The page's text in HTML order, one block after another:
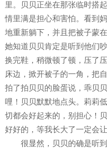
里。贝贝正坐在那张临时搭
情里满是担心和害怕。看到
地重新躺下，并且把被子蒙
她知道贝贝肯定是听到他们
换完鞋，稍微顿了顿，压了
床边，掀开被子的一角，把
拍了拍贝贝的脸蛋说，乖贝
哩！贝贝默默地点头。莉莉
切都会好起来的，别担心！
好好的，等我长大了一定会
很显然，贝贝的确是听到